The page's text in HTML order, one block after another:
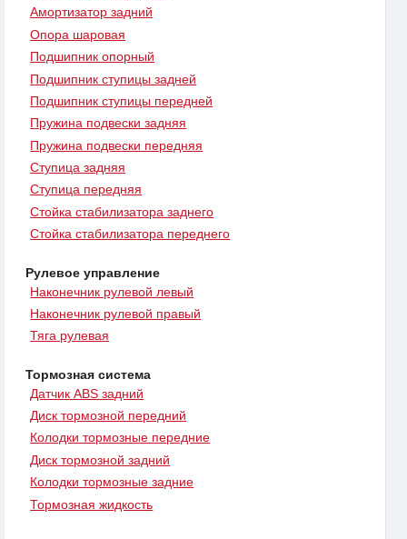
Амортизатор задний
Опора шаровая
Подшипник опорный
Подшипник ступицы задней
Подшипник ступицы передней
Пружина подвески задняя
Пружина подвески передняя
Ступица задняя
Ступица передняя
Стойка стабилизатора заднего
Стойка стабилизатора переднего
Рулевое управление
Наконечник рулевой левый
Наконечник рулевой правый
Тяга рулевая
Тормозная система
Датчик ABS задний
Диск тормозной передний
Колодки тормозные передние
Диск тормозной задний
Колодки тормозные задние
Тормозная жидкость